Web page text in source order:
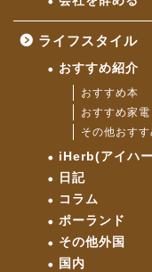
ライフスタイル
おすすめ紹介
おすすめ本
おすすめ家電
その他おすす
iHerb(アイハ
日記
コラム
ポーランド
その他外国
国内